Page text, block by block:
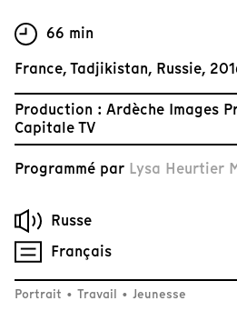
66 min
France, Tadjikistan, Russie,
Production : Ardèche Images
Capitale TV
Programmé par Lysa Heurtier
Russe
Français
Portrait • Travail • Jeunesse